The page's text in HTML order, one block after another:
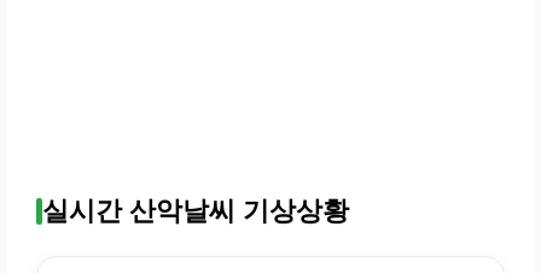
실시간 산악날씨 기상상황